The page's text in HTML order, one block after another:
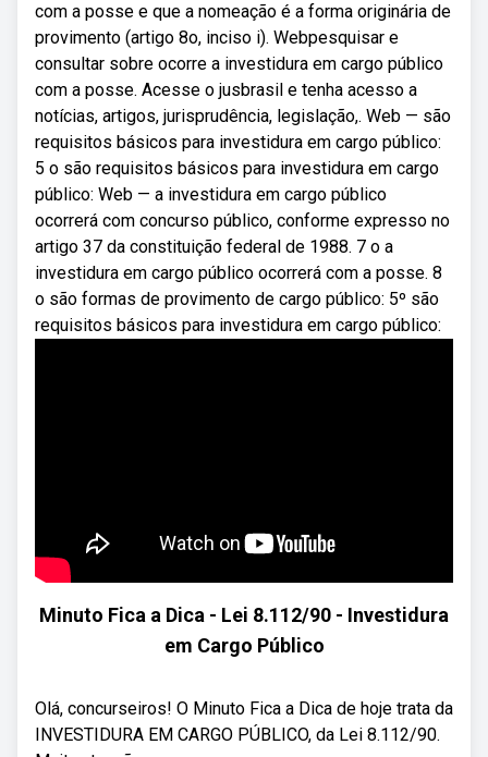
com a posse e que a nomeação é a forma originária de
provimento (artigo 8o, inciso i). Webpesquisar e
consultar sobre ocorre a investidura em cargo público
com a posse. Acesse o jusbrasil e tenha acesso a
notícias, artigos, jurisprudência, legislação,. Web — são
requisitos básicos para investidura em cargo público:
5 o são requisitos básicos para investidura em cargo
público: Web — a investidura em cargo público
ocorrerá com concurso público, conforme expresso no
artigo 37 da constituição federal de 1988. 7 o a
investidura em cargo público ocorrerá com a posse. 8
o são formas de provimento de cargo público: 5º são
requisitos básicos para investidura em cargo público:
Minuto Fica a Dica - Lei 8.112/90 - Investidura
em Cargo Público
Olá, concurseiros! O Minuto Fica a Dica de hoje trata da
INVESTIDURA EM CARGO PÚBLICO, da Lei 8.112/90.